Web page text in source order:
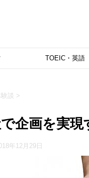
TOEIC・英語
談 >
企画を実
年12月29日